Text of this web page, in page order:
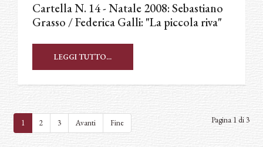
Cartella N. 14 - Natale 2008: Sebastiano
Grasso / Federica Galli: "La piccola riva"
LEGGI TUTTO...
1 2 3 Avanti Fine Pagina 1 di 3